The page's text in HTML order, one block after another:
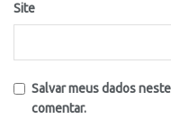
Site
Salvar meus dados
comentar.